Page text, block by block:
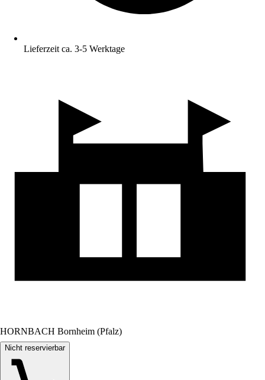
Lieferzeit ca. 3-5 Werktage
HORNBACH Bornheim (Pfalz)
Nicht reservierbar